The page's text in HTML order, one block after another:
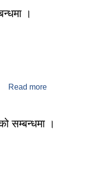
।
Read more
सम्बन्धमा ।